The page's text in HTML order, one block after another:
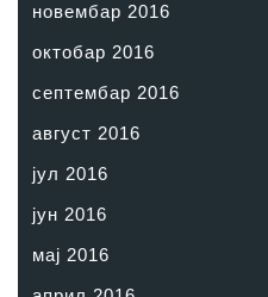
новембар 2016
октобар 2016
септембар 2016
август 2016
јул 2016
јун 2016
мај 2016